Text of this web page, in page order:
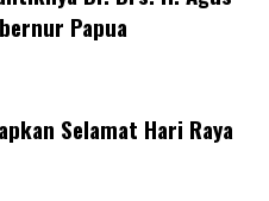
Papua
Selamat Hari Raya